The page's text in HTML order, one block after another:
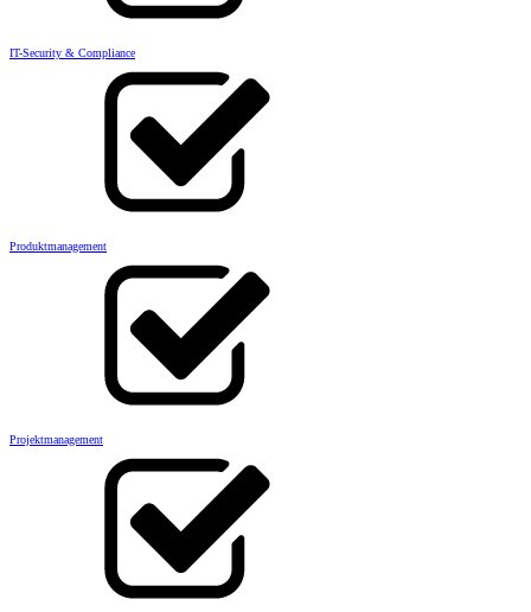
IT-Security & Compliance
Produktmanagement
Projektmanagement